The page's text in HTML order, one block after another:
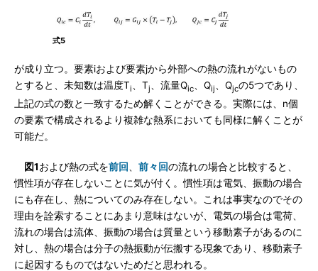
式5
が成り立つ。要素iおよび要素jから外部への熱の流れがないもの
とすると、未知数は温度Ti 、Tj 、流量Qic 、Qij 、Qjcの5つであり、
上記の式の数と一致するため解くことができる。実際には、n個
の要素で構成されるより複雑な熱系においても同様に解くことが
可能だ。
図1および熱の式を前回 前々回の流れの場合と比較すると、
慣性項が存在しないことに気が付く。慣性項は電気、振動の場合
にも存在し、熱についてのみ存在しない。これは事実なのでその
理由を詮索することにあまり意味はないが、電気の場合は電荷、
流れの場合は流体、振動の場合は質量という移動素子があるのに
対し、熱の場合は分子の熱振動が伝搬する現象であり、移動素子
に起因するものではないためだと思われる。